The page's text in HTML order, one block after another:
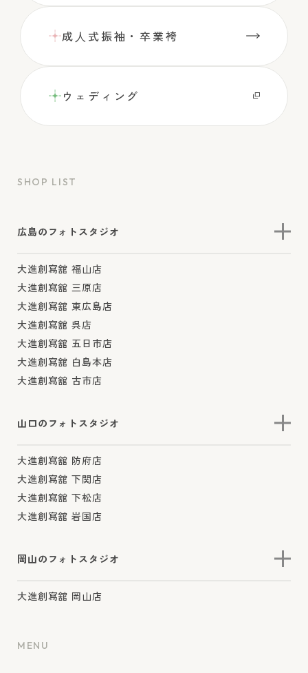
成⼈式振袖・卒業袴
ウェディング
SHOP LIST
広島のフォトスタジオ
大進創寫舘 福山店
大進創寫舘 三原店
大進創寫舘 東広島店
大進創寫舘 呉店
大進創寫舘 五日市店
大進創寫舘 白島本店
大進創寫舘 古市店
山口のフォトスタジオ
大進創寫舘 防府店
大進創寫舘 下関店
大進創寫舘 下松店
大進創寫舘 岩国店
岡山のフォトスタジオ
大進創寫舘 岡山店
MENU